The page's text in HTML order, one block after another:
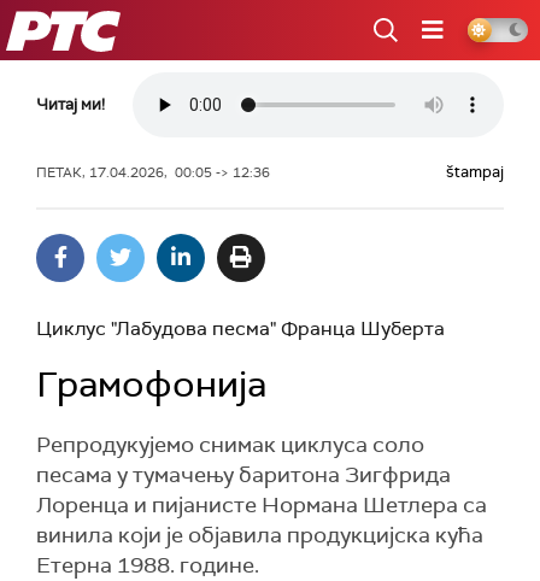
РТС
Читај ми!
ПЕТАК, 17.04.2026, 00:05 -> 12:36 štampaj
Циклус "Лабудова песма" Франца Шуберта
Грамофонија
Репродукујемо снимак циклуса соло
песама у тумачењу баритона Зигфрида
Лоренца и пијанисте Нормана Шетлера са
винила који је објавила продукцијска кућа
Етерна 1988. године.